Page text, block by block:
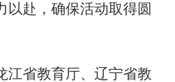
以赴，确保活动取得圆
省教育厅、辽宁省教